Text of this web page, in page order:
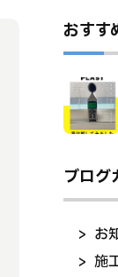
おすす
ブログ
お
施